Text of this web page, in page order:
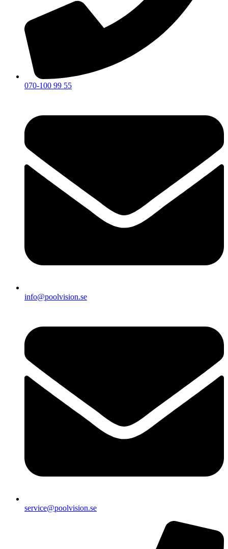
070-100 99 55
info@poolvision.se
service@poolvision.se